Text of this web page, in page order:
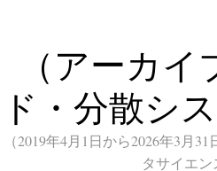
（アーカイ
ド・分散シ
（2019年4月1日から2026年3月
タサイエン